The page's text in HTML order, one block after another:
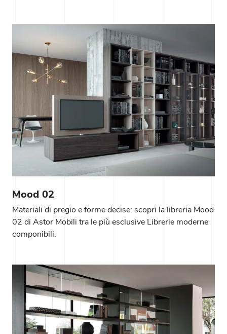
Mood 02
Materiali di pregio e forme decise: scopri la libreria Mood
02 di Astor Mobili tra le più esclusive Librerie moderne
componibili.